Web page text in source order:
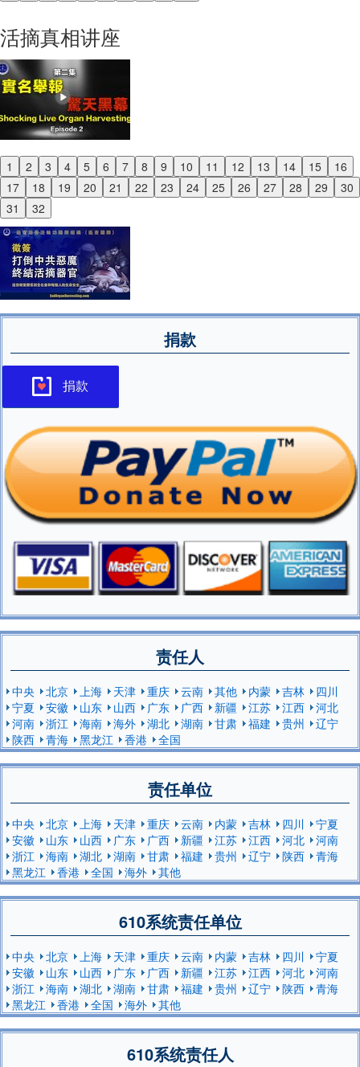
活摘真相讲座
1 2 3 4 5 6 7 8 9 10 11 12 13 14 15
16
17
18 19 20 21 22 23 24 25 26 27 28 29
30
31
32
Previous
Next
捐款
捐款
责任人
中央 北京 上海 天津 重庆 云南 其他 内蒙 吉林
四川
宁夏
安徽 山东 山西 广东 广西 新疆 江苏 江西
河北
河南
浙江 海南 海外 湖北 湖南 甘肃 福建 贵州
辽宁
陕西
青海 黑龙江 香港 全国
责任单位
中央 北京 上海 天津 重庆 云南 内蒙 吉林 四川
宁夏
安徽
山东 山西 广东 广西 新疆 江苏 江西 河北
河南
浙江
海南 湖北 湖南 甘肃 福建 贵州 辽宁 陕西
青海
黑龙江
香港 全国 海外 其他
610系统责任单位
中央 北京 上海 天津 重庆 云南 内蒙 吉林 四川
宁夏
安徽
山东 山西 广东 广西 新疆 江苏 江西 河北
河南
浙江
海南 湖北 湖南 甘肃 福建 贵州 辽宁 陕西
青海
黑龙江
香港 全国 海外 其他
610系统责任人